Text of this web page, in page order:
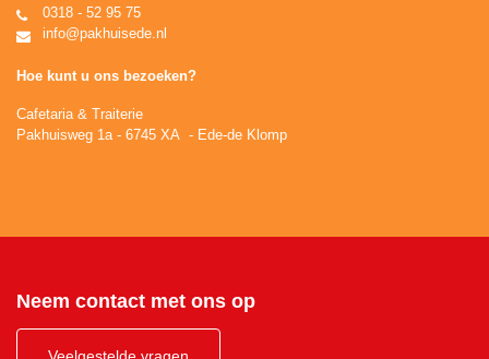
0318 - 52 95 75
info@pakhuisede.nl
Hoe kunt u ons bezoeken?
Cafetaria & Traiterie
Pakhuisweg 1a - 6745 XA - Ede-de Klomp
Neem contact met ons op